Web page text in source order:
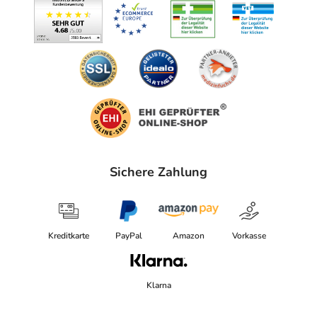
Sichere Zahlung
Kreditkarte PayPal Amazon Vorkasse
Klarna